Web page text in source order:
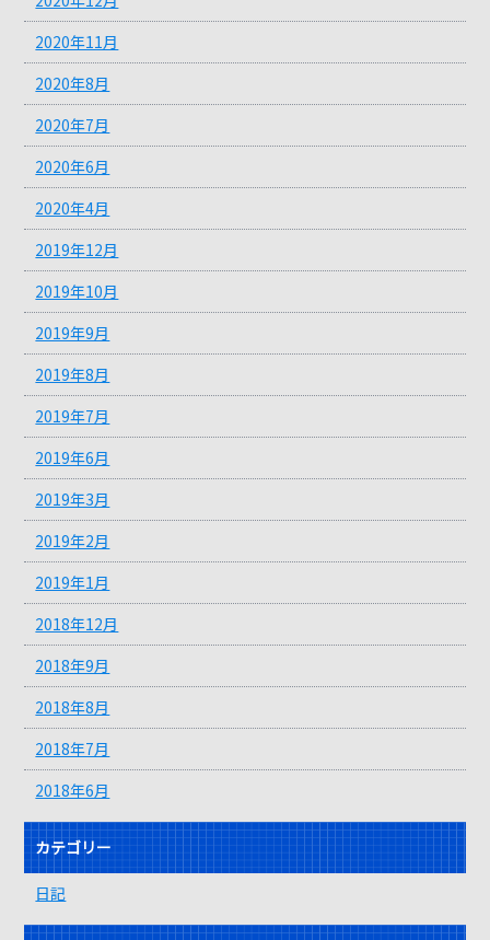
2020年11月
2020年8月
2020年7月
2020年6月
2020年4月
2019年12月
2019年10月
2019年9月
2019年8月
2019年7月
2019年6月
2019年3月
2019年2月
2019年1月
2018年12月
2018年9月
2018年8月
2018年7月
2018年6月
カテゴリー
日記